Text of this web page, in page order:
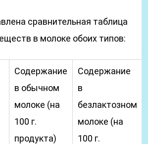
сравнительная таблица
в молоке обоих типов:
Содержание
в обычном
молоке (на
100 г.
продукта)
Содержание
в
безлактозном
молоке (на
100 г.